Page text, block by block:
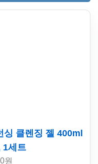
클렌징 젤 400ml
1세트
원